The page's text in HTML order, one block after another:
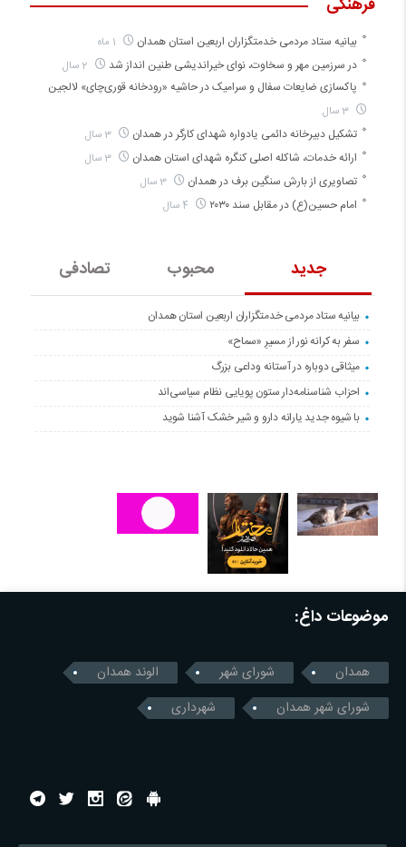
جدید محبوب تصادفی
بیانیه ستاد مردمی خدمتگزاران اربعین استان همدان
سفر به کرانه‌ نور از مسیرِ «سماح»
میثاقی دوباره در آستانه‌ وداعی بزرگ
احزاب شناسنامه‌دار ستون پویایی نظام سیاسی‌اند
با شیوه جدید یارانه دارو و شیر خشک آشنا شوید
فرهنگی
بیانیه ستاد مردمی خدمتگزاران اربعین استان همدان
در سرزمین مهر و سخاوت، نوای خیراندیشی طنین انداز شد
پاکسازی ضایعات سفال و سرامیک در حاشیه «رودخانه قوری‌چای» لالجین
3 سال
تشکیل دبیرخانه دائمی یادواره شهدای کارگر در همدان 3 سال
ارائه خدمات، شاکله اصلی کنگره شهدای استان همدان 3 سال
تصاویری از بارش سنگین برف در همدان 3 سال
امام حسین(ع) در مقابل سند ۲۰۳۰
موضوعات داغ:
همدان شورای شهر
الوند همدان
شورای شهر همدان
شهرداری